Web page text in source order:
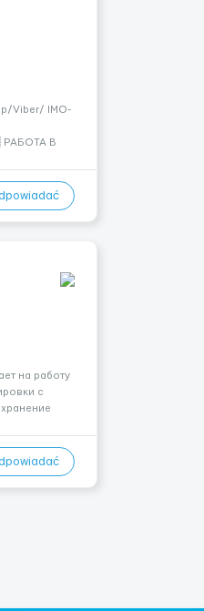
Viber/ IMO-
РАБОТА В
Хотите
на работу
с